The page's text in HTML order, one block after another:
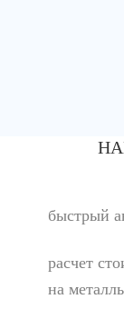
быстрый
расчет
на